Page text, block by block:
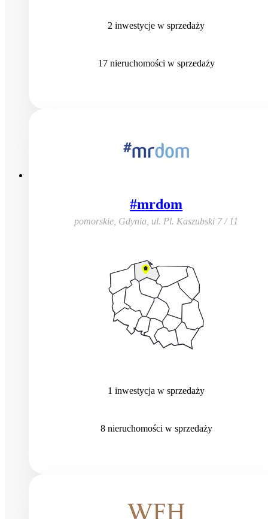
2 inwestycje w sprzedaży
17 nieruchomości w sprzedaży
#mrdom
pomorskie, Gdynia ul. Pl. Kaszubski 7 / 11
1 inwestycja w sprzedaży
8 nieruchomości w sprzedaży